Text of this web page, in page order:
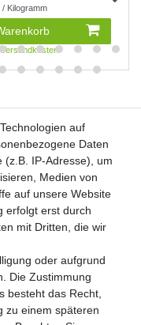
/ Kilogramm
Versandkosten
auf
Daten
(z.B. IP-Adresse), um
Medien von
auf unsere Website
erfolgt erst durch
mit Dritten, die wir
oder aufgrund
Die Zustimmung
besteht das Recht,
zu einem späteren
auf
Daten
(z.B. IP-Adresse), um
Medien von
auf unsere Website
erfolgt erst durch
mit Dritten, die wir
oder aufgrund
Die Zustimmung
besteht das Recht,
zu einem späteren